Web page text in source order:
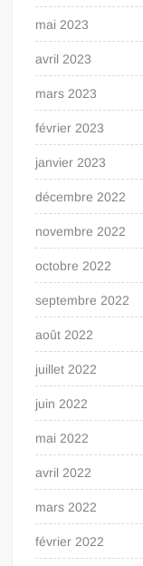
mai 2023
avril 2023
mars 2023
février 2023
janvier 2023
décembre 2022
novembre 2022
octobre 2022
septembre 2022
août 2022
juillet 2022
juin 2022
mai 2022
avril 2022
mars 2022
février 2022